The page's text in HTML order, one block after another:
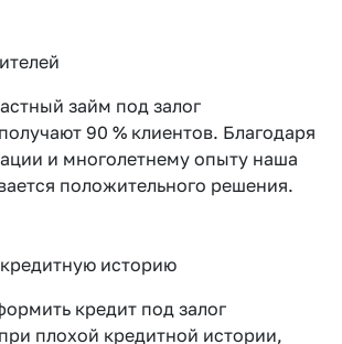
займ под залог
90 % клиентов. Благодаря
и многолетнему опыту наша
положительного решения.
историю
кредит под залог
плохой кредитной истории,